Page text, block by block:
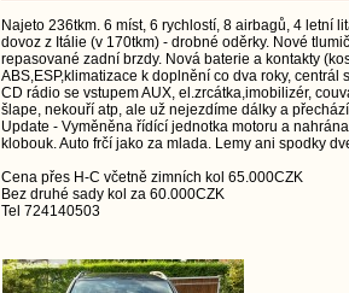
Najeto 236tkm. 6 míst, 6 rychlostí, 8 airbagů, 4 letní
dovoz z Itálie (v 170tkm) - drobné oděrky. Nové
repasované zadní brzdy. Nová baterie a kontakty
ABS,ESP,klimatizace k doplnění co dva roky,
CD rádio se vstupem AUX, el.zrcátka,imobilizér,
šlape, nekouří atp, ale už nejezdíme dálky a
Update - Vyměněna řídící jednotka motoru a
klobouk. Auto frčí jako za mlada. Lemy ani spodky
Cena přes H-C včetně zimních kol 65.000CZK
Bez druhé sady kol za 60.000CZK
Tel 724140503